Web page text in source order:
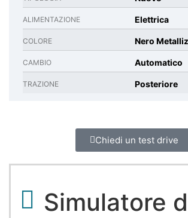
ALIMENTAZIONE Elettrica
COLORE Nero
CAMBIO Automatico
TRAZIONE Posteriore
Chiedi un test drive
Simulatore